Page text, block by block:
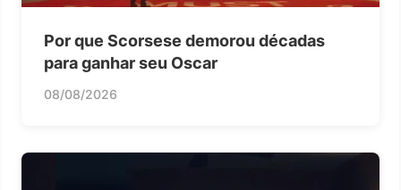
Por que Scorsese demorou décadas
para ganhar seu Oscar
08/08/2026